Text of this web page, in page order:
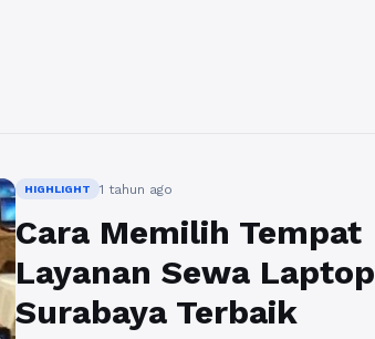
HIGHLIGHT 1 tahun ago
Cara Memilih Tempat
Layanan Sewa Laptop
Surabaya Terbaik